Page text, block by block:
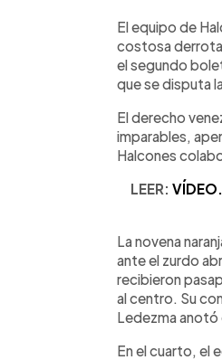
►
El equipo de
costosa derrota
el segundo
que se disputa
El derecho
imparables,
Halcones
LEER:
La novena
ante el zurdo
recibieron
al centro. Su
Ledezma anotó
En el cuarto, el